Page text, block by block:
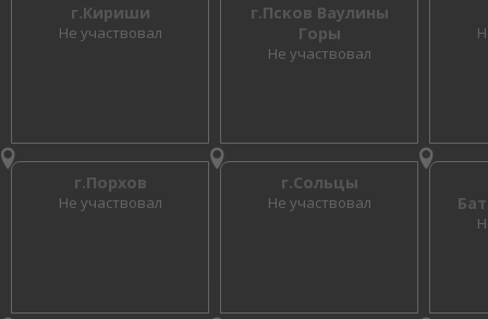
г.Кириши
Не участвовал
г.Псков Ваулины
Горы
Не участвовал
г.Порхов
Не участвовал
г.Сольцы
Не участвовал